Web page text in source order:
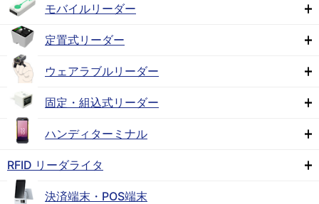
モバイルリーダー
定置式リーダー
ウェアラブルリーダー
固定・組込式リーダー
ハンディターミナル
RFID リーダライタ
決済端末・POS端末